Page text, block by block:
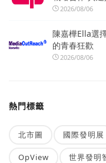
2026/08/06
陳嘉樺Ella選
的青春狂歡
2026/08/06
熱門標籤
北市圖 國際發明展
OpView 世界發明